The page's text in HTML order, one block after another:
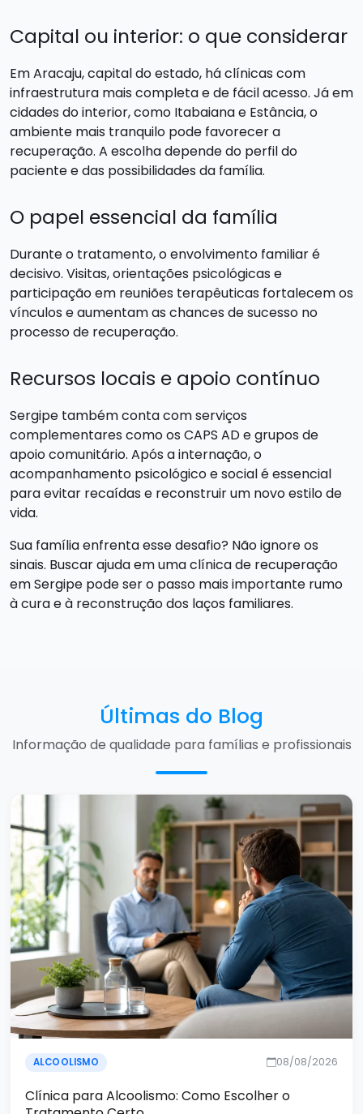
Capital ou interior: o que considerar
Em Aracaju, capital do estado, há clínicas com
infraestrutura mais completa e de fácil acesso. Já em
cidades do interior, como Itabaiana e Estância, o
ambiente mais tranquilo pode favorecer a
recuperação. A escolha depende do perfil do
paciente e das possibilidades da família.
O papel essencial da família
Durante o tratamento, o envolvimento familiar é
decisivo. Visitas, orientações psicológicas e
participação em reuniões terapêuticas fortalecem os
vínculos e aumentam as chances de sucesso no
processo de recuperação.
Recursos locais e apoio contínuo
Sergipe também conta com serviços
complementares como os CAPS AD e grupos de
apoio comunitário. Após a internação, o
acompanhamento psicológico e social é essencial
para evitar recaídas e reconstruir um novo estilo de
vida.
Sua família enfrenta esse desafio? Não ignore os
sinais. Buscar ajuda em uma clínica de recuperação
em Sergipe pode ser o passo mais importante rumo
à cura e à reconstrução dos laços familiares.
Últimas do Blog
Informação de qualidade para famílias e profissionais
ALCOOLISMO 08/08/2026
Clínica para Alcoolismo: Como Escolher o